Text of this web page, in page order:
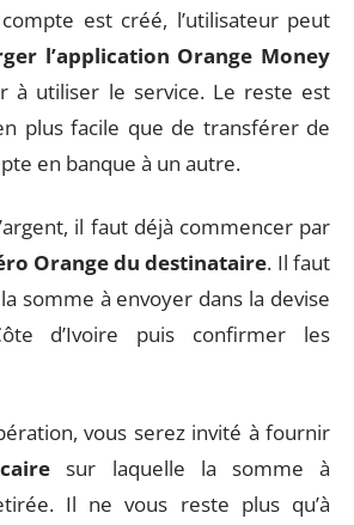
est créé, l’utilisateur peut
l’application Orange Money
à utiliser le service. Le reste est
plus facile que de transférer de
en banque à un autre.
il faut déjà commencer par
Orange du destinataire. Il faut
somme à envoyer dans la devise
d’Ivoire puis confirmer les
vous serez invité à fournir
sur laquelle la somme à
Il ne vous reste plus qu’à